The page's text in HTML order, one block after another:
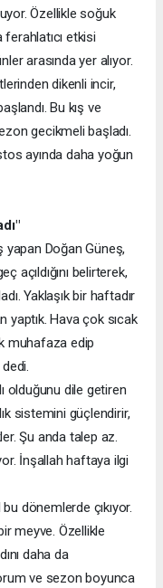
Özellikle soğuk
etkisi
arasında yer alıyor.
dikenli incir,
Bu kış ve
gecikmeli başladı.
ayında daha yoğun
Doğan Güneş,
açıldığını belirterek,
Yaklaşık bir haftadır
yaptık. Hava çok sıcak
muhafaza edip
olduğunu dile getiren
sistemini güçlendirir,
Şu anda talep az.
İnşallah haftaya ilgi
dönemlerde çıkıyor.
meyve. Özellikle
daha da
ve sezon boyunca